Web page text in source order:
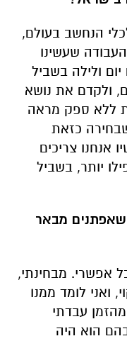
הנחשב בעולם,
שעשינו
ולילה בשביל
ולקדם את נושא
ללא ספק מראה
שבחירה כזאת
אנחנו צריכים
יותר, בשביל
שאפתנים מבאר
אפשרי. מבחינתי,
ואני לומד ממנו
מהזמן עבדתי
הוא היה